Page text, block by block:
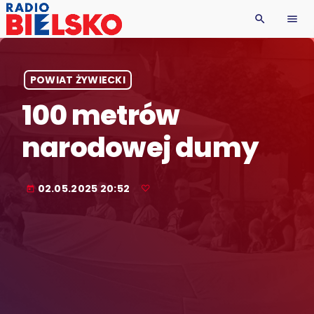
search menu
POWIAT ŻYWIECKI
100 metrów
narodowej dumy
today 02.05.2025 20:52